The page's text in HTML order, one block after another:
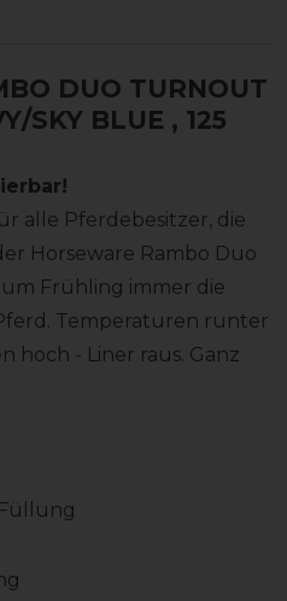
DUO TURNOUT
SKY BLUE , 125
alle Pferdebesitzer, die
Horseware Rambo Duo
Frühling immer die
Temperaturen runter
hoch - Liner raus. Ganz